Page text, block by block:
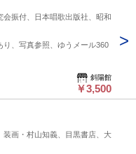
振付、日本唱歌出版社、昭和
、写真参照、ゆうメール360
斜陽館
￥3,500
画・村山知義、目黒書店、大